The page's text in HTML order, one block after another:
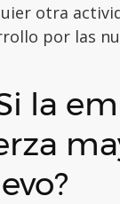
otra
por las
la